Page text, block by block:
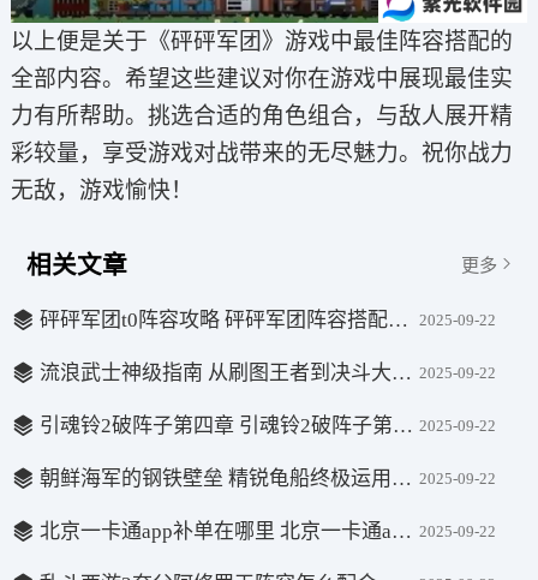
以上便是关于《砰砰军团》游戏中最佳阵容搭配的
全部内容。希望这些建议对你在游戏中展现最佳实
力有所帮助。挑选合适的角色组合，与敌人展开精
彩较量，享受游戏对战带来的无尽魅力。祝你战力
无敌，游戏愉快！
相关文章 更多
砰砰军团t0阵容攻略 砰砰军团阵容搭配推荐一览 2025-09-22
流浪武士神级指南 从刷图王者到决斗大师的终极奥义 2025-09-22
引魂铃2破阵子第四章 引魂铃2破阵子第四章攻略详细介绍 2025-09-22
朝鲜海军的钢铁壁垒 精锐龟船终极运用指南 2025-09-22
北京一卡通app补单在哪里 北京一卡通app补单怎么操作方法 2025-09-22